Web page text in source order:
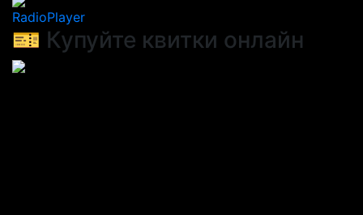
RadioPlayer
🎫 Купуйте квитки онлайн